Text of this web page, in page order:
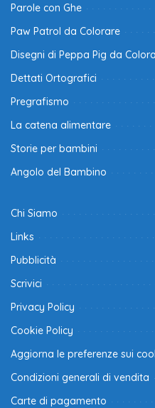
Parole con Ghe
Paw Patrol da Colorare
Disegni di Peppa Pig da
Dettati Ortografici
Pregrafismo
La catena alimentare
Storie per bambini
Angolo del Bambino
Chi Siamo
Links
Pubblicità
Scrivici
Privacy Policy
Cookie Policy
Aggiorna le preferenze sui
Condizioni generali di vendita
Carte di pagamento